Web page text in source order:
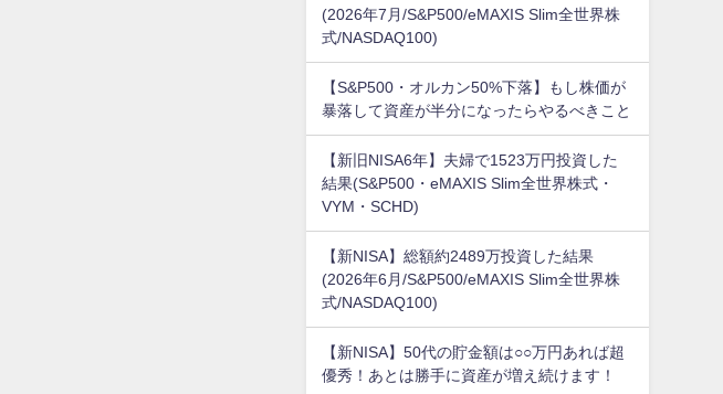
(2026年7月/S&P500/eMAXIS Slim全世界株
式/NASDAQ100)
【S&P500・オルカン50%下落】もし株価が
暴落して資産が半分になったらやるべきこと
【新旧NISA6年】夫婦で1523万円投資した
結果(S&P500・eMAXIS Slim全世界株式・
VYM・SCHD)
【新NISA】総額約2489万投資した結果
(2026年6月/S&P500/eMAXIS Slim全世界株
式/NASDAQ100)
【新NISA】50代の貯金額は○○万円あれば超
優秀！あとは勝手に資産が増え続けます！